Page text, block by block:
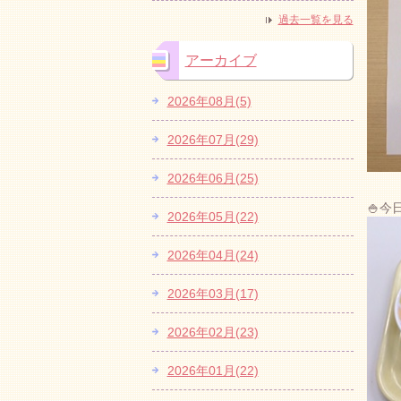
🍚今
過去一覧を見る
アーカイブ
2026年08月(5)
2026年07月(29)
2026年06月(25)
2026年05月(22)
2026年04月(24)
2026年03月(17)
2026年02月(23)
2026年01月(22)